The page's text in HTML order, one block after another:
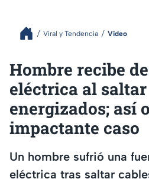
Viral y Tendencia Video
Hombre recibe
eléctrica al
energizados; así
impactante caso
Un hombre sufrió una
eléctrica tras saltar